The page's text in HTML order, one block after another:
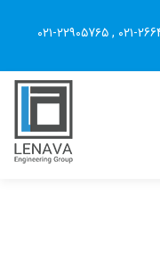
,۰۲۱-۲۲۹۰۵7۶۵